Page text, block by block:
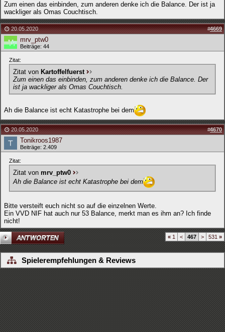
Zum einen das einbinden, zum anderen denke ich die Balance. Der ist ja
wackliger als Omas Couchtisch.
20.05.2020 #4669
mrv_ptw0
Beiträge: 44
Zitat:
Zitat von Kartoffelfuerst
Zum einen das einbinden, zum anderen denke ich die Balance. Der
ist ja wackliger als Omas Couchtisch.
Ah die Balance ist echt Katastrophe bei dem
20.05.2020 #4670
Tonikroos1987
Beiträge: 2.409
Zitat:
Zitat von mrv_ptw0
Ah die Balance ist echt Katastrophe bei dem
Bitte versteift euch nicht so auf die einzelnen Werte.
Ein VVD NIF hat auch nur 53 Balance, merkt man es ihm an? Ich finde
nicht!
« 1 < 467 > 531 »
Spielerempfehlungen & Reviews